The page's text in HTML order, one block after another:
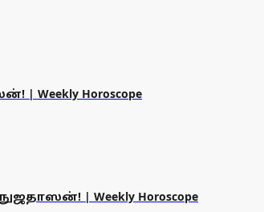
Weekly Horoscope
| Weekly Horoscope